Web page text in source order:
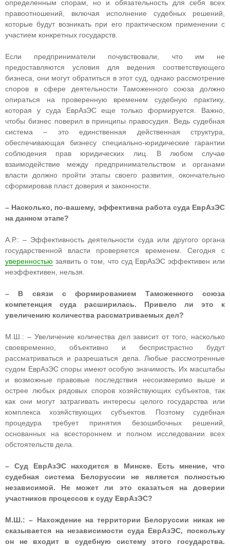
определенным спорам, но и обязательность для себя всех
правоотношений, включая исполнение судебных решений,
которые будут возникать при его практическом применении с
участием конкретных государств.
Если предприниматели почувствовали, что им не
предоставляются условия для ведения соответствующего
бизнеса, они могут обратиться в этот суд, однако рассмотрение
споров в сфере деятельности Таможенного союза должно
опираться на проверенную временем судебную практику,
которая у суда ЕврАзЭС еще только формируется. Важно,
чтобы бизнес поверил в принципы правосудия. Ведь судебная
система – это единственная действенная структура,
обеспечивающая бизнесу специально-юридические гарантии
соблюдения прав юридических лиц. В любом случае
взаимодействие между предпринимательством и органами
власти должно пройти этапы своего развития, окончательно
сформировав пласт доверия и законности.
– Насколько, по-вашему, эффективна работа суда ЕврАзЭС
на данном этапе?
А.Р.: – Эффективность деятельности суда или другого органа
государственной власти проверяется временем. Сегодня с
уверенностью заявить о том, что суд ЕврАзЭС эффективен или
неэффективен, нельзя.
– В связи с формированием Таможенного союза
компетенция суда расширилась. Привело ли это к
увеличению количества рассматриваемых дел?
М.Ш.: – Увеличение количества дел зависит от того, насколько
своевременно, объективно и беспристрастно будут
рассматриваться и разрешаться дела. Любые рассмотренные
судом ЕврАзЭС споры имеют особую значимость. Их масштабы
и возможные правовые последствия несоизмеримо выше и
острее любых рядовых споров хозяйствующих субъектов, так
как они могут затрагивать интересы целого государства или
комплекса хозяйствующих субъектов. Поэтому судебная
процедура требует принятия безошибочных решений,
основанных на всестороннем и полном исследовании всех
обстоятельств дела.
– Суд ЕврАзЭС находится в Минске. Есть мнение, что
судебная система Белоруссии не является полностью
независимой. Не может ли это сказаться на доверии
участников процессов к суду ЕврАзЭС?
М.Ш.: – Нахождение на территории Белоруссии никак не
сказывается на независимости суда ЕврАзЭС, поскольку
он не входит в судебную систему этого государства.